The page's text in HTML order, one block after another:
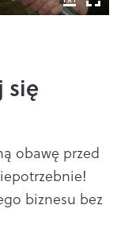
się
obawę przed
biznesu bez